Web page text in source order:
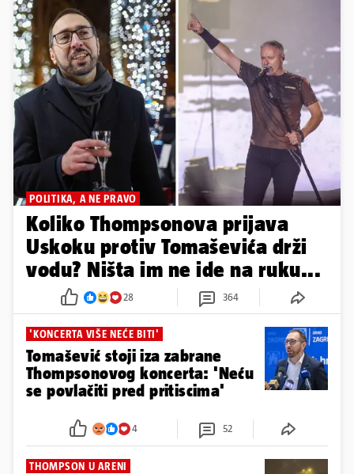
POLITIKA, A NE PRAVO
Koliko Thompsonova prijava
Uskoku protiv Tomaševića drži
vodu? Ništa im ne ide na ruku...
28 364
'KONCERTA VIŠE NEĆE BITI'
Tomašević stoji iza zabrane
Thompsonovog koncerta: 'Neću
se povlačiti pred pritiscima'
4 52
THOMPSON U ARENI